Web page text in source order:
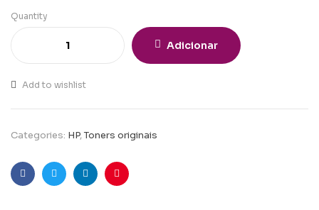
Quantity
Adicionar
Add to wishlist
Categories: HP,Toners originais
FacebookTwitterLinkedinPinterest